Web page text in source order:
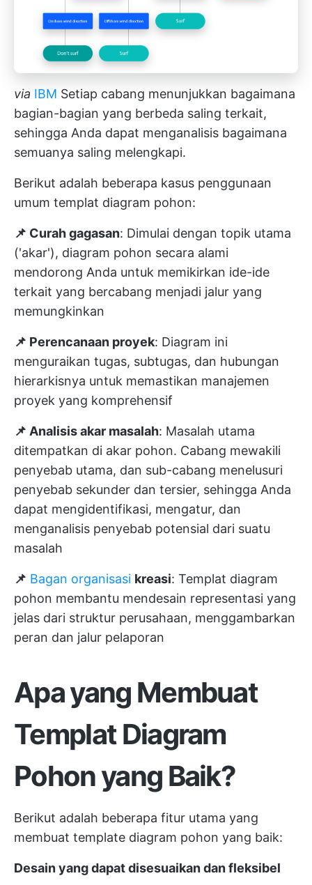
via IBM Setiap cabang menunjukkan bagaimana
bagian-bagian yang berbeda saling terkait,
sehingga Anda dapat menganalisis bagaimana
semuanya saling melengkapi.
Berikut adalah beberapa kasus penggunaan
umum templat diagram pohon:
📌 Curah gagasan: Dimulai dengan topik utama
('akar'), diagram pohon secara alami
mendorong Anda untuk memikirkan ide-ide
terkait yang bercabang menjadi jalur yang
memungkinkan
📌 Perencanaan proyek: Diagram ini
menguraikan tugas, subtugas, dan hubungan
hierarkisnya untuk memastikan manajemen
proyek yang komprehensif
📌 Analisis akar masalah: Masalah utama
ditempatkan di akar pohon. Cabang mewakili
penyebab utama, dan sub-cabang menelusuri
penyebab sekunder dan tersier, sehingga Anda
dapat mengidentifikasi, mengatur, dan
menganalisis penyebab potensial dari suatu
masalah
📌 Bagan organisasi kreasi: Templat diagram
pohon membantu mendesain representasi yang
jelas dari struktur perusahaan, menggambarkan
peran dan jalur pelaporan
Apa yang Membuat
Templat Diagram
Pohon yang Baik?
Berikut adalah beberapa fitur utama yang
membuat template diagram pohon yang baik:
Desain yang dapat disesuaikan dan fleksibel